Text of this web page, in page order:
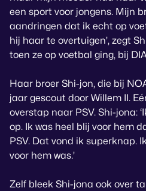
een sport voor jongens. Mijn
aandringen dat ik echt op
hij haar te overtuigen’, zegt
toen ze op voetbal ging, bij
Haar broer Shi-jon, die bij
jaar gescout door Willem II.
overstap naar PSV. Shi-jona:
op. Ik was heel blij voor hem
PSV. Dat vond ik superknap.
voor hem was.’
Zelf bleek Shi-jona ook over